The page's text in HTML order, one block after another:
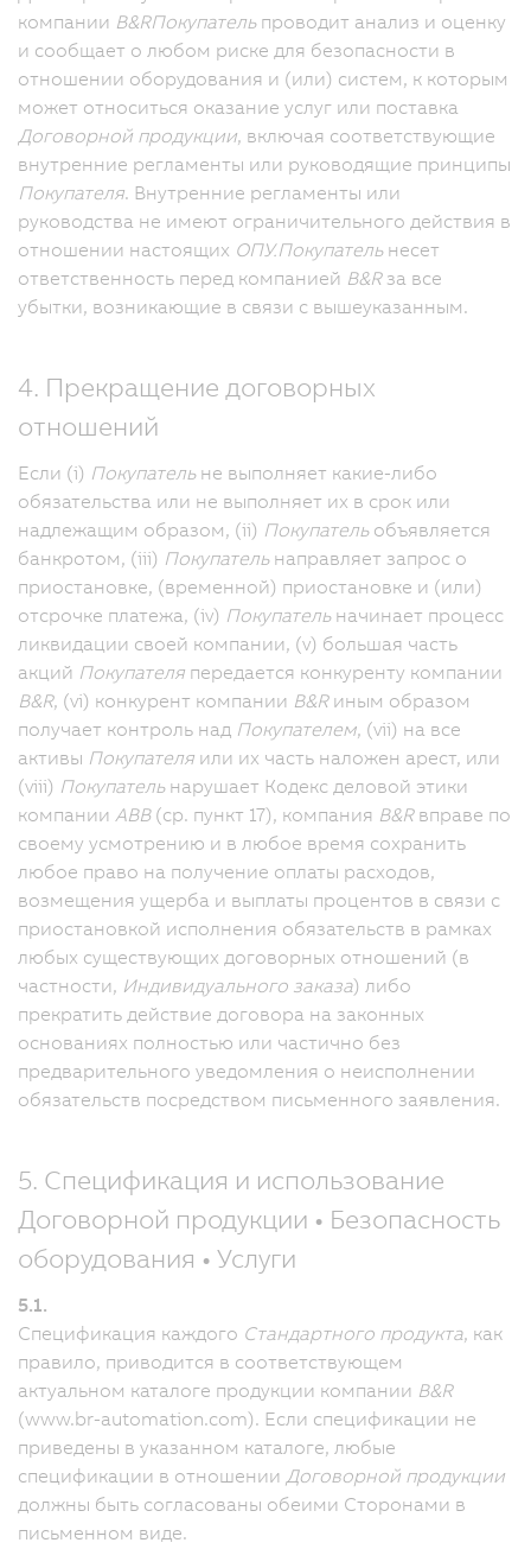
компании B&RПокупательпроводит анализ и оценку
и сообщает о любом риске для безопасности в
отношении оборудования и (или) систем, к которым
может относиться оказание услуг или поставка
Договорной продукции, включая соответствующие
внутренние регламенты или руководящие принципы
Покупателя. Внутренние регламенты или
руководства не имеют ограничительного действия в
отношении настоящих ОПУ.Покупательнесет
ответственность перед компанией B&Rза все
убытки, возникающие в связи с вышеуказанным.
4. Прекращение договорных
отношений
Если (i) Покупательне выполняет какие-либо
обязательства или не выполняет их в срок или
надлежащим образом, (ii) Покупательобъявляется
банкротом, (iii) Покупательнаправляет запрос о
приостановке, (временной) приостановке и (или)
отсрочке платежа, (iv) Покупательначинает процесс
ликвидации своей компании, (v) большая часть
акций Покупателя передается конкуренту компании
B&R, (vi) конкурент компании B&Rиным образом
получает контроль над Покупателем, (vii) на все
активы Покупателя или их часть наложен арест, или
(viii) Покупательнарушает Кодекс деловой этики
компании ABB(ср. пункт 17), компания B&Rвправе по
своему усмотрению и в любое время сохранить
любое право на получение оплаты расходов,
возмещения ущерба и выплаты процентов в связи с
приостановкой исполнения обязательств в рамках
любых существующих договорных отношений (в
частности, Индивидуального заказа) либо
прекратить действие договора на законных
основаниях полностью или частично без
предварительного уведомления о неисполнении
обязательств посредством письменного заявления.
5. Спецификация и использование
Договорной продукции • Безопасность
оборудования • Услуги
5.1.
Спецификация каждого Стандартного продукта, как
правило, приводится в соответствующем
актуальном каталоге продукции компании B&R
(www.br-automation.com). Если спецификации не
приведены в указанном каталоге, любые
спецификации в отношении Договорной продукции
должны быть согласованы обеими Сторонами в
письменном виде.